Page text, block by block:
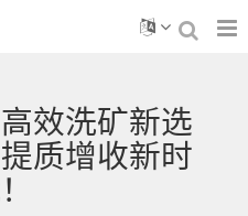
效洗矿新选
质增收新时